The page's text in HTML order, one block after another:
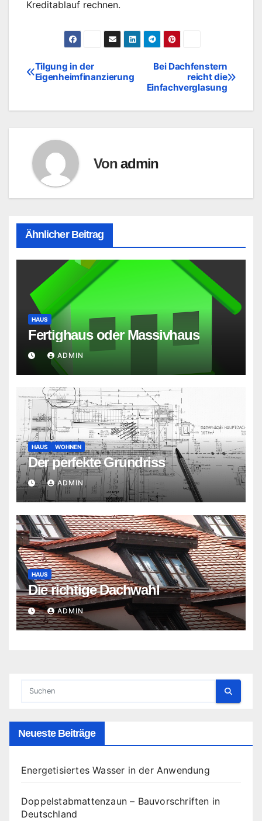
Kreditablauf rechnen.
BeitragsnavigationBei Dachfenstern
reicht die
Einfachverglasung
Tilgung in der
Eigenheimfinanzierung
Vonadmin
Ähnlicher Beitrag
HAUS
Fertighaus oder Massivhaus
ADMIN
HAUS WOHNEN
Der perfekte Grundriss
ADMIN
HAUS
Die richtige Dachwahl
ADMIN
Neueste Beiträge
Energetisiertes Wasser in der Anwendung
Doppelstabmattenzaun – Bauvorschriften in
Deutschland